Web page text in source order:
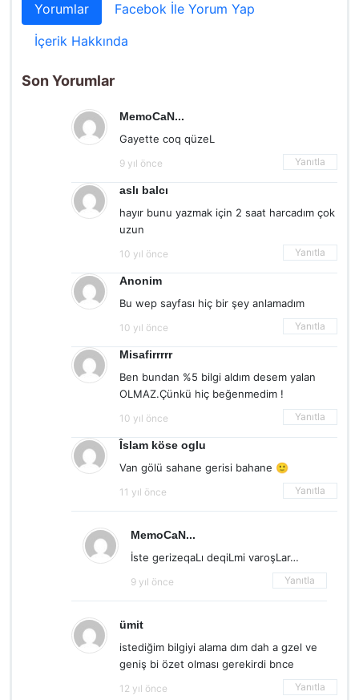
Yorumlar
Facebok İle Yorum Yap
İçerik Hakkında
Son Yorumlar
MemoCaN...
Gayette coq qüzeL
9 yıl önce Yanıtla
aslı balcı
hayır bunu yazmak için 2 saat harcadım çok
uzun
10 yıl önce Yanıtla
Anonim
Bu wep sayfası hiç bir şey anlamadım
10 yıl önce Yanıtla
Misafirrrrr
Ben bundan %5 bilgi aldım desem yalan
OLMAZ.Çünkü hiç beğenmedim !
10 yıl önce Yanıtla
Îslam köse oglu
Van gölü sahane gerisi bahane 🙂
11 yıl önce Yanıtla
MemoCaN...
İste gerizeqaLı deqiLmi varoşLar…
9 yıl önce Yanıtla
ümit
istediğim bilgiyi alama dım dah a gzel ve
geniş bi özet olması gerekirdi bnce
12 yıl önce Yanıtla